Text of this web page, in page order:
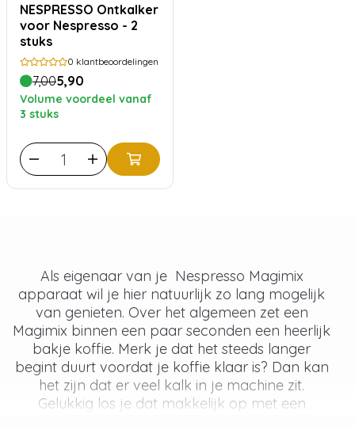
NESPRESSO Ontkalker
voor Nespresso - 2
stuks
0 klantbeoordelingen
7,005,90
Volume voordeel vanaf
3 stuks
Als eigenaar van je Nespresso Magimix
apparaat wil je hier natuurlijk zo lang mogelijk
van genieten. Over het algemeen zet een
Magimix binnen een paar seconden een heerlijk
bakje koffie. Merk je dat het steeds langer
begint duurt voordat je koffie klaar is? Dan kan
het zijn dat er veel kalk in je machine zit.
Gelukkig los je dat makkelijk op met een